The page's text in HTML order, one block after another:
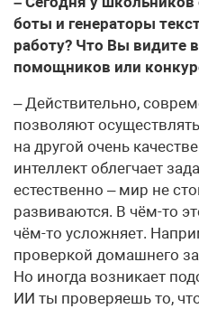
боты и генераторы
работу? Что Вы видите
помощников или
– Действительно,
позволяют
на другой очень
интеллект облегчает
естественно – мир не
развиваются. В чём-то
чём-то усложняет.
проверкой домашнего
Но иногда возникает
ИИ ты проверяешь то,